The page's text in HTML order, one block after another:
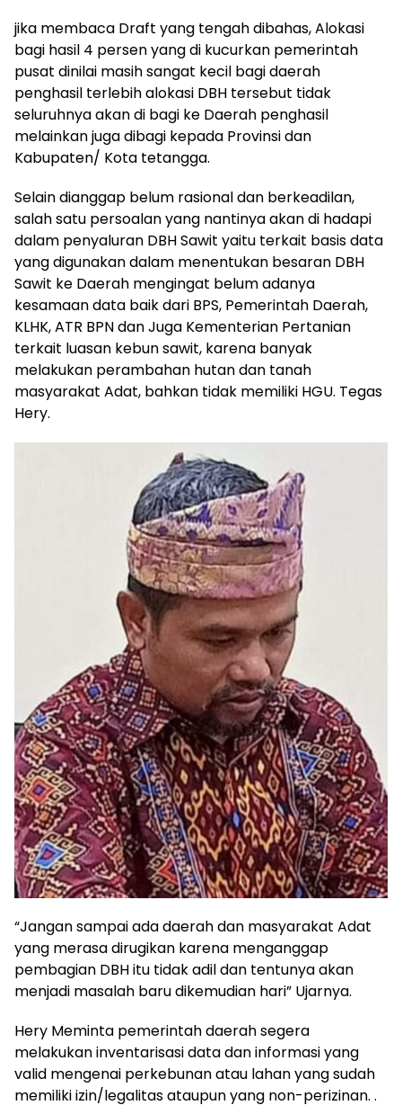
jika membaca Draft yang tengah dibahas, Alokasi
bagi hasil 4 persen yang di kucurkan pemerintah
pusat dinilai masih sangat kecil bagi daerah
penghasil terlebih alokasi DBH tersebut tidak
seluruhnya akan di bagi ke Daerah penghasil
melainkan juga dibagi kepada Provinsi dan
Kabupaten/ Kota tetangga.
Selain dianggap belum rasional dan berkeadilan,
salah satu persoalan yang nantinya akan di hadapi
dalam penyaluran DBH Sawit yaitu terkait basis data
yang digunakan dalam menentukan besaran DBH
Sawit ke Daerah mengingat belum adanya
kesamaan data baik dari BPS, Pemerintah Daerah,
KLHK, ATR BPN dan Juga Kementerian Pertanian
terkait luasan kebun sawit, karena banyak
melakukan perambahan hutan dan tanah
masyarakat Adat, bahkan tidak memiliki HGU. Tegas
Hery.
“Jangan sampai ada daerah dan masyarakat Adat
yang merasa dirugikan karena menganggap
pembagian DBH itu tidak adil dan tentunya akan
menjadi masalah baru dikemudian hari” Ujarnya.
Hery Meminta pemerintah daerah segera
melakukan inventarisasi data dan informasi yang
valid mengenai perkebunan atau lahan yang sudah
memiliki izin/legalitas ataupun yang non-perizinan. .